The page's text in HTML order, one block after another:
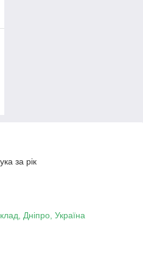
за рік
Дніпро, Україна